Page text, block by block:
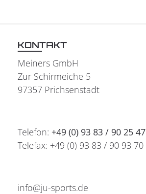
KONTAKT
Meiners GmbH
Zur Schirmeiche 5
97357 Prichsenstadt
Telefon: +49 (0) 93 83 / 90 25 47
Telefax: +49 (0) 93 83 / 90 93 70
info@ju-sports.de